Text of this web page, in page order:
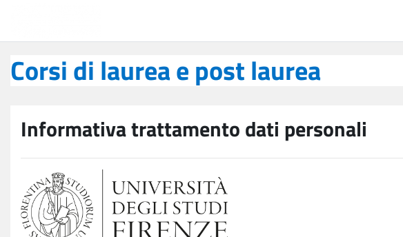
Corsi di laurea e post laurea
Informativa trattamento dati personali